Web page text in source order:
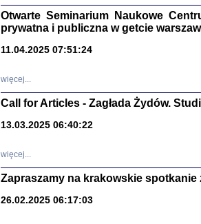
Otwarte Seminarium Naukowe
prywatna i publiczna w getcie
11.04.2025 07:51:24
więcej...
Call for Articles - Zagłada Żydów.
13.03.2025 06:40:22
więcej...
Zapraszamy na krakowskie spotkanie
26.02.2025 06:17:03